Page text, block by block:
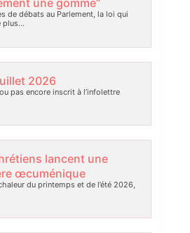
une gomme”
de débats au Parlement, la loi qui
plus…
2026
pas encore inscrit à l’infolettre
lancent une
œcuménique
du printemps et de l’été 2026,